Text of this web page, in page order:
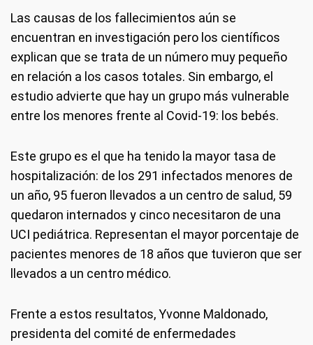
Las causas de los fallecimientos aún se
encuentran en investigación pero los científicos
explican que se trata de un número muy pequeño
en relación a los casos totales. Sin embargo, el
estudio advierte que hay un grupo más vulnerable
entre los menores frente al Covid-19: los bebés.
Este grupo es el que ha tenido la mayor tasa de
hospitalización: de los 291 infectados menores de
un año, 95 fueron llevados a un centro de salud, 59
quedaron internados y cinco necesitaron de una
UCI pediátrica. Representan el mayor porcentaje de
pacientes menores de 18 años que tuvieron que ser
llevados a un centro médico.
Frente a estos resultatos, Yvonne Maldonado,
presidenta del comité de enfermedades